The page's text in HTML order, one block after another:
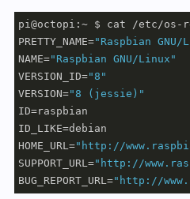
pi@octopi:~ $ cat /etc/os-
PRETTY_NAME="Raspbian
NAME="Raspbian GNU/Linux"
VERSION_ID="8"
VERSION="8 (jessie)"
ID=raspbian
ID_LIKE=debian
HOME_URL="http://
SUPPORT_URL="http://
BUG_REPORT_URL="http://